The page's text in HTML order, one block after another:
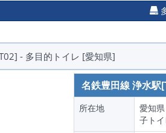
- 多目的トイレ [愛知県]
名鉄豊田線 浄水駅
所在地
愛知
子ト